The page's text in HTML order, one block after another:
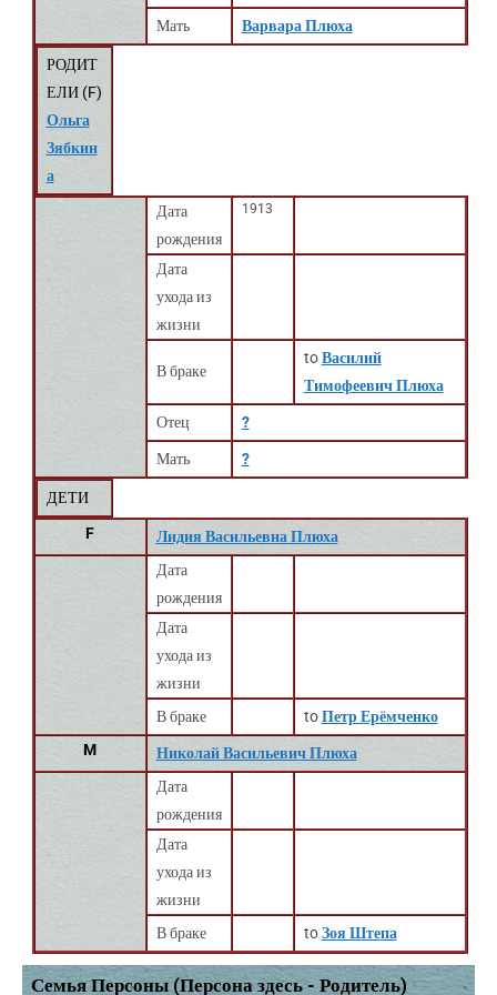
Мать Варвара Плюха
РОДИТ
ЕЛИ (F)
Ольга
Зябкин
а
Дата
рождения
1913
Дата
ухода из
жизни
В браке
toВасилий
Тимофеевич Плюха
Отец ?
Мать ?
ДЕТИ
F
Лидия Васильевна Плюха
Дата
рождения
Дата
ухода из
жизни
В браке
toПетр Ерёмченко
M
Николай Васильевич Плюха
Дата
рождения
Дата
ухода из
жизни
В браке
toЗоя Штепа
Семья Персоны (Персона здесь - Родитель)